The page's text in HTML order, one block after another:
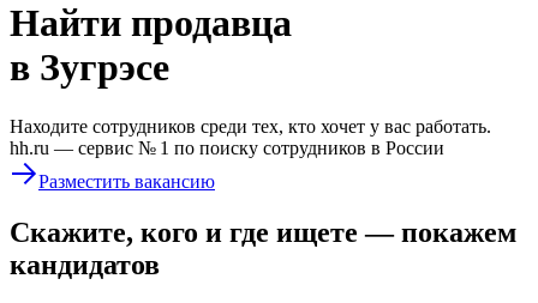
Найти продавца
в Зугрэсе
Находите сотрудников среди тех, кто хочет у вас работать.
hh.ru — сервис № 1 по поиску сотрудников в России
Разместить вакансию
Скажите, кого и где ищете — покажем
кандидатов